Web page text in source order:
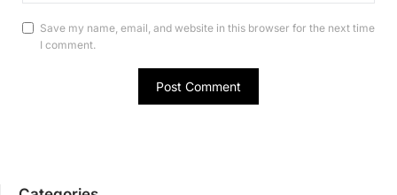
Save my name, email, and website in this browser for the next time
I comment.